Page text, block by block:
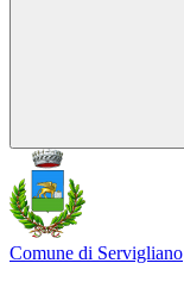
Comune di Servigliano